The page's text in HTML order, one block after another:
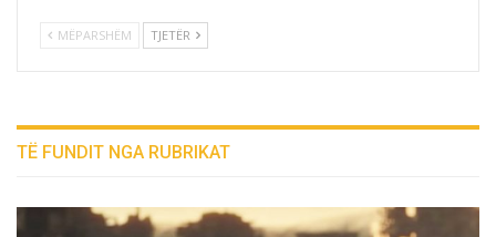
MËPARSHËM TJETËR
TË FUNDIT NGA RUBRIKAT